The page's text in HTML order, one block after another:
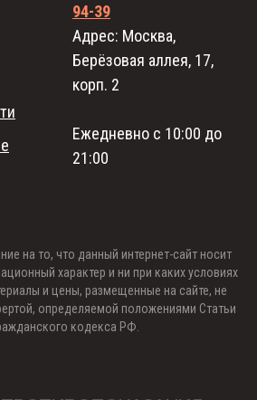
94-39
Адрес: Москва,
Берёзовая аллея, 17,
корп. 2
Ежедневно с 10:00 до
21:00
на то, что данный интернет-сайт носит
характер и ни при каких условиях
и цены, размещенные на сайте, не
определяемой положениями Статьи
кодекса РФ.